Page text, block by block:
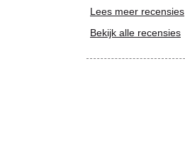
Lees meer recensies
Bekijk alle recensies